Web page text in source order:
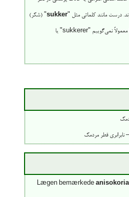
درست مانند کلماتی مثل "sukker" (شکر)
" (عشق) که ما معمولاً نمی‌گوییم "sukkerer" یا
نابرابری قطر مردمک
Lægen bemærkede anisokoria